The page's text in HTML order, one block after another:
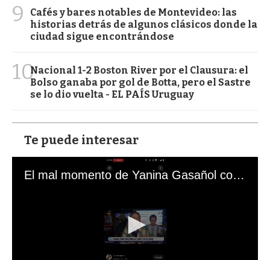
9
Cafés y bares notables de Montevideo: las
historias detrás de algunos clásicos donde la
ciudad sigue encontrándose
10Nacional 1-2 Boston River por el Clausura: el
Bolso ganaba por gol de Botta, pero el Sastre
se lo dio vuelta - EL PAÍS Uruguay
Te puede interesar
El mal momento de Yanina Gasañol con un hincha argentino en "Subrayado"